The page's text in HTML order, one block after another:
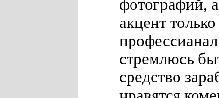
фотографий,
акцент
стремлюсь
средство